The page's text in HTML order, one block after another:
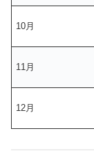
10月
11月
12月